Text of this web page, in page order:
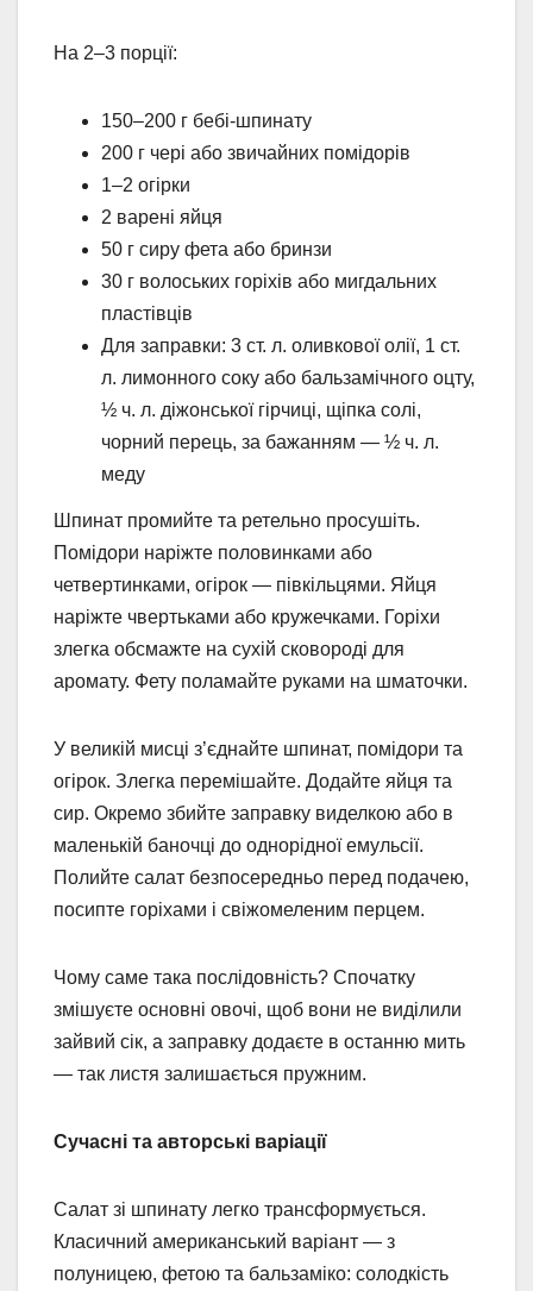
На 2–3 порції:
150–200 г бебі-шпинату
200 г чері або звичайних помідорів
1–2 огірки
2 варені яйця
50 г сиру фета або бринзи
30 г волоських горіхів або мигдальних
пластівців
Для заправки: 3 ст. л. оливкової олії, 1 ст.
л. лимонного соку або бальзамічного оцту,
½ ч. л. діжонської гірчиці, щіпка солі,
чорний перець, за бажанням — ½ ч. л.
меду
Шпинат промийте та ретельно просушіть.
Помідори наріжте половинками або
четвертинками, огірок — півкільцями. Яйця
наріжте чвертьками або кружечками. Горіхи
злегка обсмажте на сухій сковороді для
аромату. Фету поламайте руками на шматочки.
У великій мисці з’єднайте шпинат, помідори та
огірок. Злегка перемішайте. Додайте яйця та
сир. Окремо збийте заправку виделкою або в
маленькій баночці до однорідної емульсії.
Полийте салат безпосередньо перед подачею,
посипте горіхами і свіжомеленим перцем.
Чому саме така послідовність? Спочатку
змішуєте основні овочі, щоб вони не виділили
зайвий сік, а заправку додаєте в останню мить
— так листя залишається пружним.
Сучасні та авторські варіації
Салат зі шпинату легко трансформується.
Класичний американський варіант — з
полуницею, фетою та бальзаміко: солодкість